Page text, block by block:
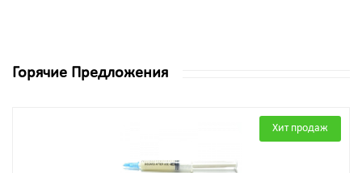
Горячие Предложения
Хит продаж